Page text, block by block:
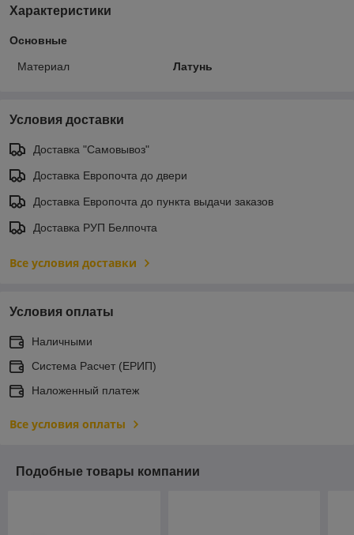
Характеристики
Основные
Материал Латунь
Условия доставки
Доставка "Самовывоз"
Доставка Европочта до двери
Доставка Европочта до пункта выдачи заказов
Доставка РУП Белпочта
Все условия доставки
Условия оплаты
Наличными
Система Расчет (ЕРИП)
Наложенный платеж
Все условия оплаты
Подобные товары компании